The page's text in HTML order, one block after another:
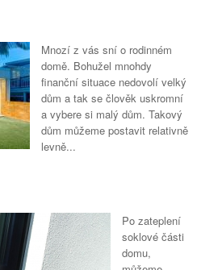
Mnozí z vás sní o rodinném
domě. Bohužel mnohdy
finanční situace nedovolí velký
dům a tak se člověk uskromní
a vybere si malý dům. Takový
dům můžeme postavit relativně
levně...
Po zateplení
soklové části
domu,